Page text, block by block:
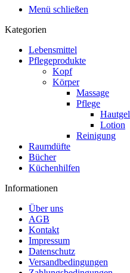
Menü schließen
Kategorien
Lebensmittel
Pflegeprodukte
Kopf
Körper
Massage
Pflege
Hautgel
Lotion
Reinigung
Raumdüfte
Bücher
Küchenhilfen
Informationen
Über uns
AGB
Kontakt
Impressum
Datenschutz
Versandbedingungen